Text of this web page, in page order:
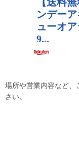
場所や営業内容など、
さい。